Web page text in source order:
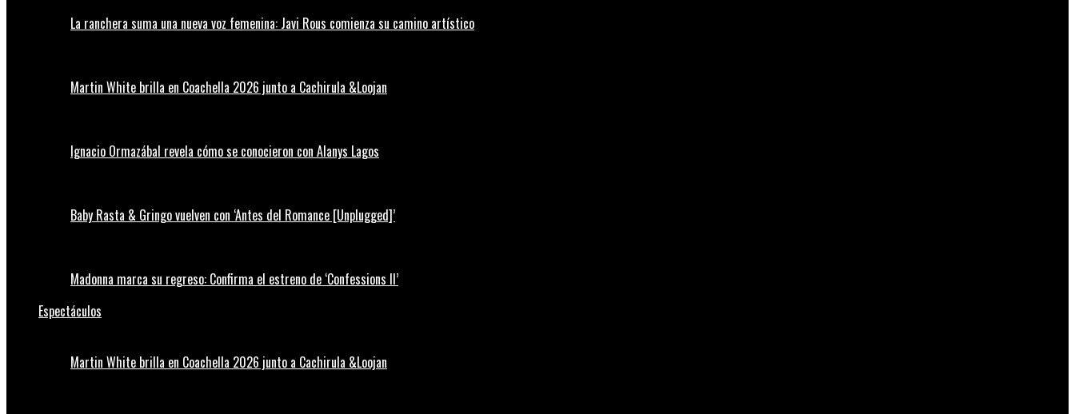
La ranchera suma una nueva voz femenina: Javi Rous comienza su camino artístico
Martin White brilla en Coachella 2026 junto a Cachirula &Loojan
Ignacio Ormazábal revela cómo se conocieron con Alanys Lagos
Baby Rasta & Gringo vuelven con ‘Antes del Romance [Unplugged]’
Madonna marca su regreso: Confirma el estreno de ‘Confessions II’
Espectáculos
Martin White brilla en Coachella 2026 junto a Cachirula &Loojan